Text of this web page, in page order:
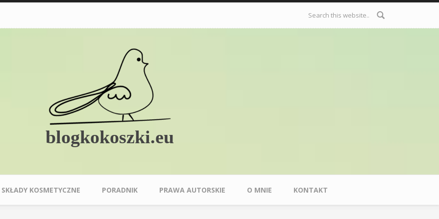
Formularz
wyszukiwania
blogkokoszki.eu
SKŁADY KOSMETYCZNE PORADNIK PRAWA AUTORSKIE O MNIE KONTAKT